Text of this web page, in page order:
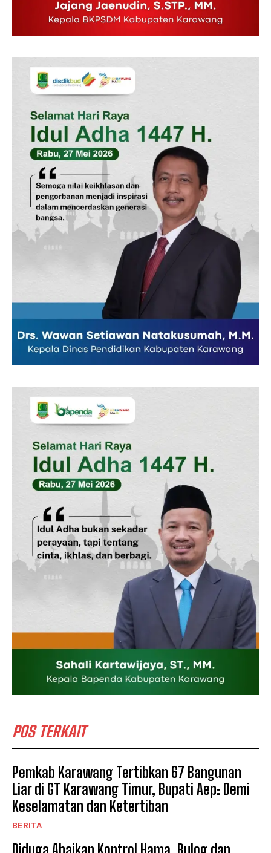
News Week
Magazine PRO
SUBSCRIBE NOW
Company
Pedoman Media Siber
Tentang Kami
Indeks Berita
POS TERKAIT
Pemkab Karawang Tertibkan 67 Bangunan
Liar di GT Karawang Timur, Bupati Aep: Demi
Keselamatan dan Ketertiban
BERITA